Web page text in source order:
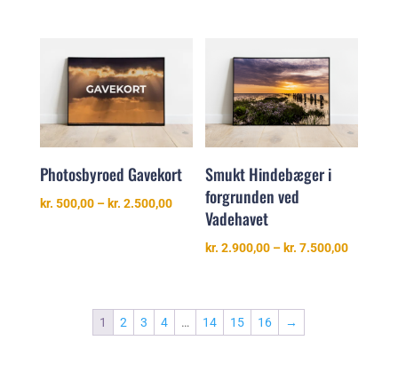
Photosbyroed Gavekort
kr. 500,00 – kr. 2.500,00Prisinterval:
kr. 500,00
Smukt Hindebæger i
forgrunden ved
Vadehavet
kr. 2.900,00 – kr. 7.500,00
1
2 3 4 … 14 15 16 →